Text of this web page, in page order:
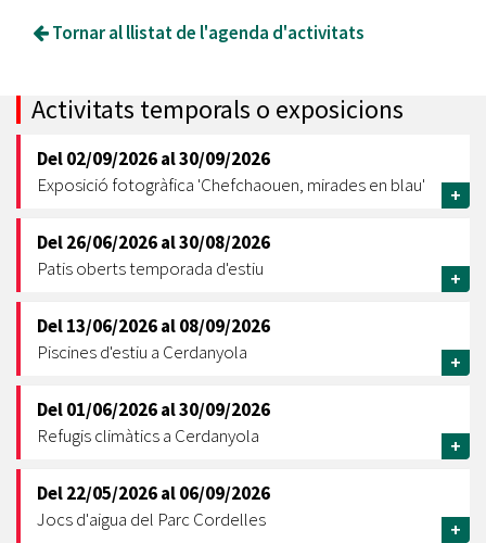
Tornar al llistat de l'agenda d'activitats
Activitats temporals o exposicions
Del02/09/2026al30/09/2026
Exposició fotogràfica 'Chefchaouen, mirades en blau'
+
Del26/06/2026al30/08/2026
Patis oberts temporada d'estiu
+
Del13/06/2026al08/09/2026
Piscines d'estiu a Cerdanyola
+
Del01/06/2026al30/09/2026
Refugis climàtics a Cerdanyola
+
Del22/05/2026al06/09/2026
Jocs d'aigua del Parc Cordelles
+